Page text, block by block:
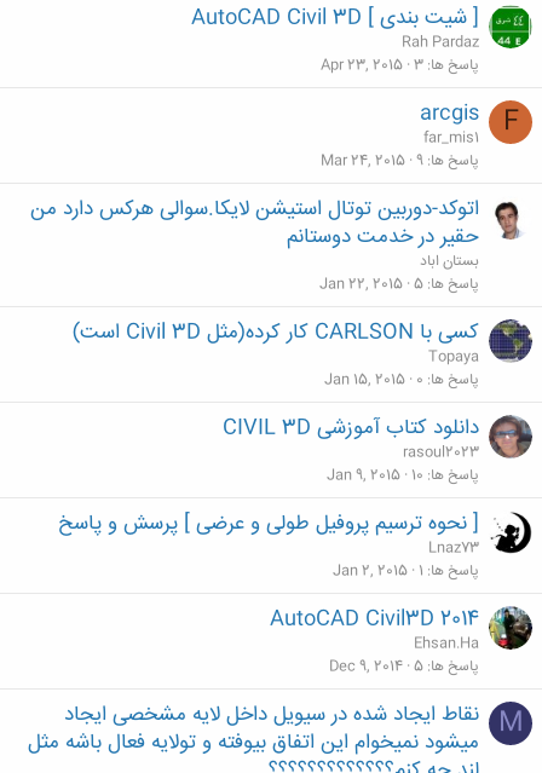
[ شیت بندی ] AutoCAD Civil 3D
Rah Pardaz
پاسخ ها 3
Apr 23, 2015
F
arcgis
far_mis1
پاسخ ها 9
Mar 24, 2015
اتوکد-دوربین توتال استیشن لایکا.سوالی هرکس دارد من
حقیر در خدمت دوستانم
بستان اباد
پاسخ ها 5
Jan 22, 2015
کسی با CARLSON کار کرده(مثل Civil 3D است)
Topaya
پاسخ ها 0
Jan 15, 2015
دانلود کتاب آموزشی CIVIL 3D
rasoul2023
پاسخ ها 10
Jan 9, 2015
[ نحوه ترسیم پروفیل طولی و عرضی ] پرسش و پاسخ
Lnaz73
پاسخ ها 1
Jan 2, 2015
AutoCAD Civil3D 2014
Ehsan.Ha
پاسخ ها 5
Dec 9, 2014
M
نقاط ایجاد شده در سیویل داخل لایه مشخصی ایجاد
میشود نمیخوام این اتفاق بیوفته و تولایه فعال باشه مثل